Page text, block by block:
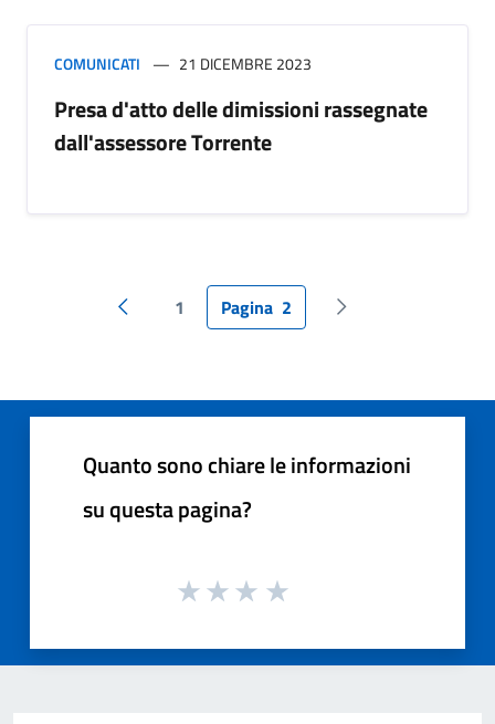
COMUNICATI 21 DICEMBRE 2023
Presa d'atto delle dimissioni rassegnate
dall'assessore Torrente
Pagina precedente
1 Pagina 2 Pagina successiva
Quanto sono chiare le informazioni
su questa pagina?